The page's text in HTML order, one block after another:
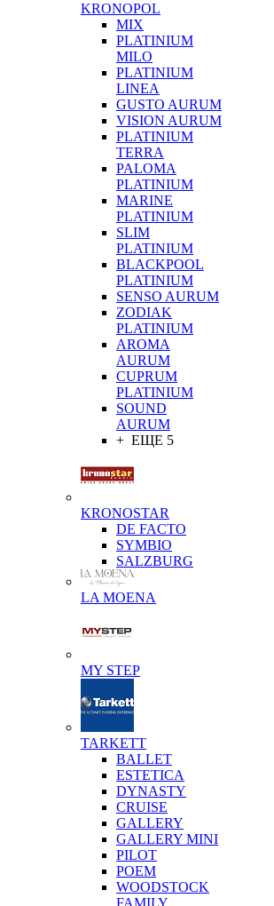
KRONOPOL
MIX
PLATINIUM
MILO
PLATINIUM
LINEA
GUSTO AURUM
VISION AURUM
PLATINIUM
TERRA
PALOMA
PLATINIUM
MARINE
PLATINIUM
SLIM
PLATINIUM
BLACKPOOL
PLATINIUM
SENSO AURUM
ZODIAK
PLATINIUM
AROMA
AURUM
CUPRUM
PLATINIUM
SOUND
AURUM
+ ЕЩЕ 5
KRONOSTAR
DE FACTO
SYMBIO
SALZBURG
LA MOENA
MY STEP
TARKETT
BALLET
ESTETICA
DYNASTY
CRUISE
GALLERY
GALLERY MINI
PILOT
POEM
WOODSTOCK
FAMILY